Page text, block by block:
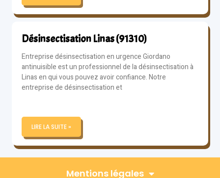
Désinsectisation Linas (91310)
Entreprise désinsectisation en urgence Giordano
antinuisible est un professionnel de la désinsectisation à
Linas en qui vous pouvez avoir confiance. Notre
entreprise de désinsectisation et
LIRE LA SUITE »
Mentions légales